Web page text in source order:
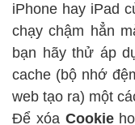
iPhone hay iPad
chạy chậm hẳn
bạn hãy thử áp
cache (bộ nhớ
web tạo ra) một
Để xóa Cookie